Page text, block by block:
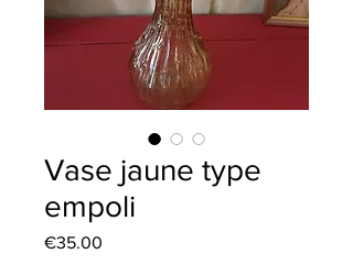
Vase jaune type
empoli
€35.00